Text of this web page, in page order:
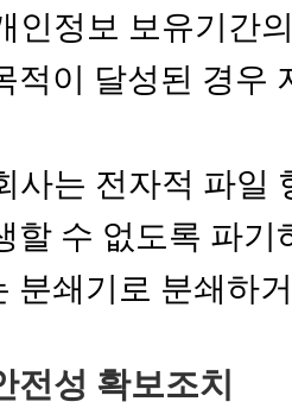
인정보 보유기간
적이 달성된 경우
사는 전자적 파일
할 수 없도록 파기
분쇄기로 분쇄하
전성 확보조치